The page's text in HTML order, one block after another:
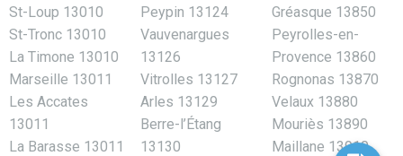
St-Loup 13010
St-Tronc 13010
La Timone 13010
Marseille 13011
Les Accates
13011
La Barasse 13011
Peypin 13124
Vauvenargues
13126
Vitrolles 13127
Arles 13129
Berre-l’Étang
13130
Gréasque 13850
Peyrolles-en-
Provence 13860
Rognonas 13870
Velaux 13880
Mouriès 13890
Maillane 13910